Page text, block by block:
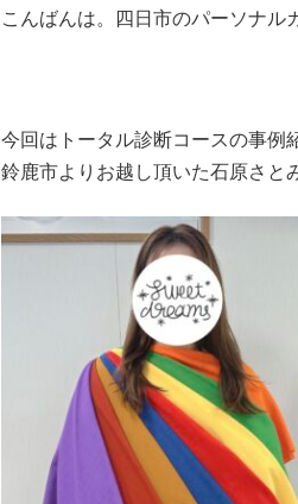
こんばんは。四日市のパーソナル
今回はトータル診断コースの事例
鈴鹿市よりお越し頂いた石原さと